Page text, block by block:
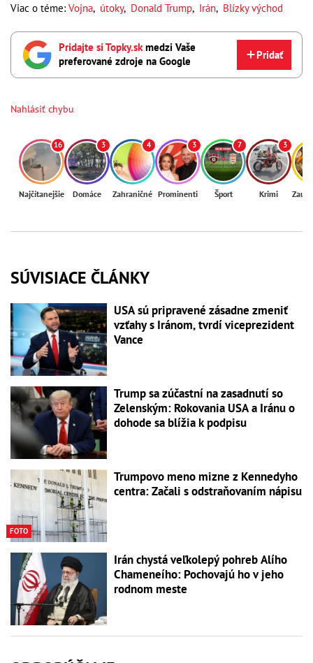
Viac o téme: Vojna, útoky, Donald Trump, Irán, Blízky východ
Pridajte si Topky.skmedzi Vaše
preferované zdroje na Google
Pridať
Nahlásiť chybu
16
Najčítanejšie
3
Domáce
4
Zahraničné
3
Prominenti
7
Šport
3
Krimi
SÚVISIACE ČLÁNKY
USA sú pripravené zásadne zmeniť
vzťahy s Iránom, tvrdí viceprezident
Vance
Trump sa zúčastní na zasadnutí so
Zelenským: Rokovania USA a Iránu o
dohode sa blížia k podpisu
FOTO
Trumpovo meno mizne z Kennedyho
centra: Začali s odstraňovaním nápisu
Irán chystá veľkolepý pohreb Alího
Chameneího: Pochovajú ho v jeho
rodnom meste